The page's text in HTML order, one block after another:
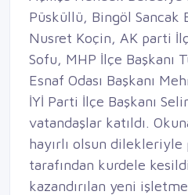
Püsküllü, Bingöl Sancak
Nusret Koçin, AK parti
Sofu, MHP İlçe Başkanı
Esnaf Odası Başkanı
İYİ Parti İlçe Başkanı
vatandaşlar katıldı.
hayırlı olsun
tarafından kurdele
kazandırılan yeni